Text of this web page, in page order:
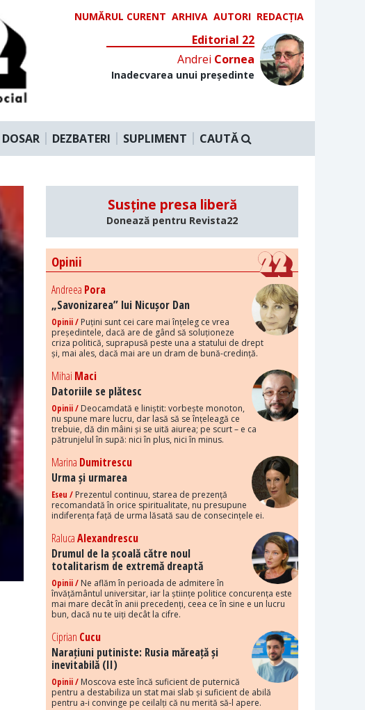
NUMĂRUL CURENT ARHIVA AUTORI REDACȚIA
Editorial 22
Andrei Cornea
Inadecvarea unui președinte
DOSAR DEZBATERI SUPLIMENT CAUTĂ
Susține presa liberă
Donează pentru Revista22
Opinii
Andreea Pora
„Savonizarea” lui Nicușor Dan
Opinii / Puțini sunt cei care mai înțeleg ce vrea
președintele, dacă are de gând să soluționeze
criza politică, suprapusă peste una a statului de drept
și, mai ales, dacă mai are un dram de bună-credință.
Mihai Maci
Datoriile se plătesc
Opinii / Deocamdată e liniștit: vorbește monoton,
nu spune mare lucru, dar lasă să se înțeleagă ce
trebuie, dă din mâini și se uită aiurea; pe scurt – e ca
pătrunjelul în supă: nici în plus, nici în minus.
Marina Dumitrescu
Urma și urmarea
Eseu / Prezentul continuu, starea de prezență
recomandată în orice spiritualitate, nu presupune
indiferența față de urma lăsată sau de consecințele ei.
RalucaAlexandrescu
Drumul de la școală către noul
totalitarism de extremă dreaptă
Opinii / Ne aflăm în perioada de admitere în
învățământul universitar, iar la științe politice concurența este
mai mare decât în anii precedenți, ceea ce în sine e un lucru
bun, dacă nu te uiți decât la cifre.
Ciprian Cucu
Narațiuni putiniste: Rusia măreață și
inevitabilă (II)
Opinii / Moscova este încă suficient de puternică
pentru a destabiliza un stat mai slab și suficient de abilă
pentru a-i convinge pe ceilalți că nu merită să-l apere.